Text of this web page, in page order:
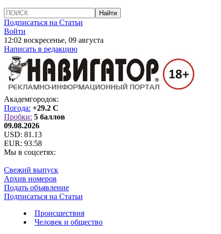
Подписаться на Статьи
Войти
12:02 воскресенье, 09 августа
Написать в редакцию
Академгородок:
Погода: +29.2 C
Пробки: 5 баллов
09.08.2026
USD: 81.13
EUR: 93.58
Мы в соцсетях:
Свежий выпуск
Архив номеров
Подать объявление
Подписаться на Статьи
Происшествия
Человек и общество